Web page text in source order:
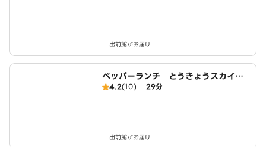
出前館がお届け
ペッパーランチ とうきょうスカイツ
リー店
4.2(10) 29分
出前館がお届け